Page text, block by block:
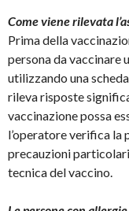
Come viene rilevata
Prima della
persona da vaccinare
utilizzando una
rileva risposte
vaccinazione possa
l’operatore verifica la
precauzioni
tecnica del vaccino.